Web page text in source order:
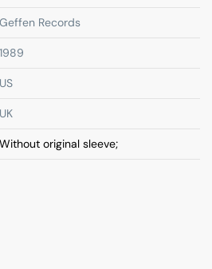
Geffen Records
1989
US
UK
Without original sleeve;